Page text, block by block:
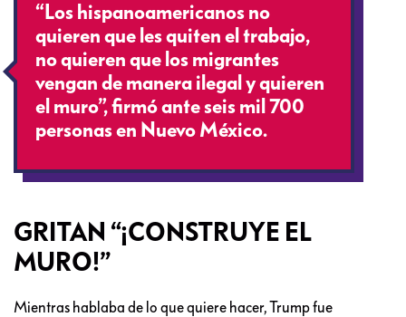
“Los hispanoamericanos no
quieren que les quiten el trabajo,
no quieren que los migrantes
vengan de manera ilegal y quieren
el muro”, firmó ante seis mil 700
personas en Nuevo México.
GRITAN “¡CONSTRUYE EL
MURO!”
Mientras hablaba de lo que quiere hacer, Trump fue